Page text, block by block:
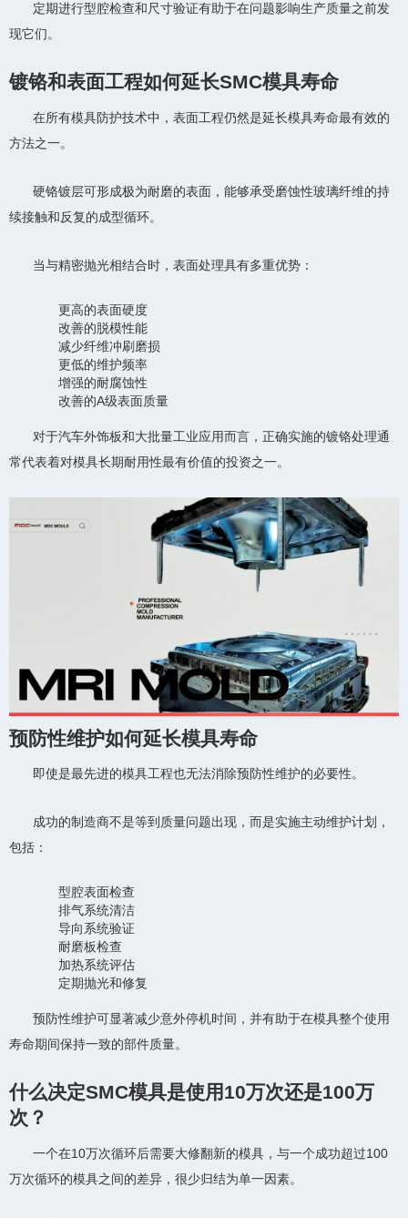
定期进行型腔检查和尺寸验证有助于在问题影响生产质量之前发
现它们。
镀铬和表面工程如何延长SMC模具寿命
在所有模具防护技术中，表面工程仍然是延长模具寿命最有效的
方法之一。
硬铬镀层可形成极为耐磨的表面，能够承受磨蚀性玻璃纤维的持
续接触和反复的成型循环。
当与精密抛光相结合时，表面处理具有多重优势：
更高的表面硬度
改善的脱模性能
减少纤维冲刷磨损
更低的维护频率
增强的耐腐蚀性
改善的A级表面质量
对于汽车外饰板和大批量工业应用而言，正确实施的镀铬处理通
常代表着对模具长期耐用性最有价值的投资之一。
预防性维护如何延长模具寿命
即使是最先进的模具工程也无法消除预防性维护的必要性。
成功的制造商不是等到质量问题出现，而是实施主动维护计划，
包括：
型腔表面检查
排气系统清洁
导向系统验证
耐磨板检查
加热系统评估
定期抛光和修复
预防性维护可显著减少意外停机时间，并有助于在模具整个使用
寿命期间保持一致的部件质量。
什么决定SMC模具是使用10万次还是100万
次？
一个在10万次循环后需要大修翻新的模具，与一个成功超过100
万次循环的模具之间的差异，很少归结为单一因素。